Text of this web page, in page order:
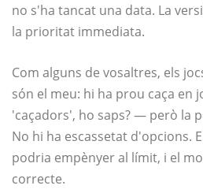
no s'ha tancat una data. La
la prioritat immediata.
Com alguns de vosaltres, els
són el meu: hi ha prou caça en
'caçadors', ho saps? — però la
No hi ha escassetat d'opcions.
podria empènyer al límit, i el
correcte.